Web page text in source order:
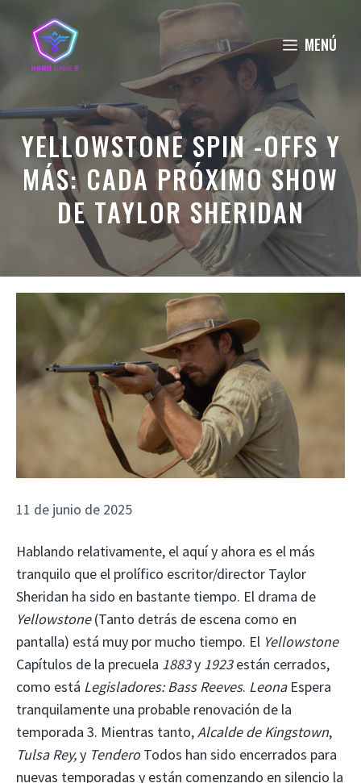
contenido
MENÚ
YELLOWSTONE SPIN -OFFS Y
MÁS: CADA PRÓXIMO SHOW
DE TAYLOR SHERIDAN
11 de junio de 2025
Hablando relativamente, el aquí y ahora es el más
tranquilo que el prolífico escritor/director Taylor
Sheridan ha sido en bastante tiempo. El drama de
Yellowstone(Tanto detrás de escena como en
pantalla) está muy por mucho tiempo. El Yellowstone
Capítulos de la precuela 1883y 1923están cerrados,
como está Legisladores: Bass Reeves. Leona Espera
tranquilamente una probable renovación de la
temporada 3. Mientras tanto,Alcalde de Kingstown,
Tulsa Rey,y TenderoTodos han sido encerrados para
nuevas temporadas y están comenzando en silencio la